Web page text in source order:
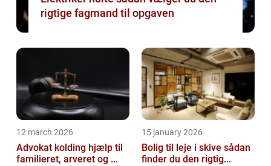
rigtige fagmand til opgaven
12 march 2026
Advokat kolding hjælp til
familieret, arveret og ...
15 january 2026
Bolig til leje i skive sådan
finder du den rigtig...